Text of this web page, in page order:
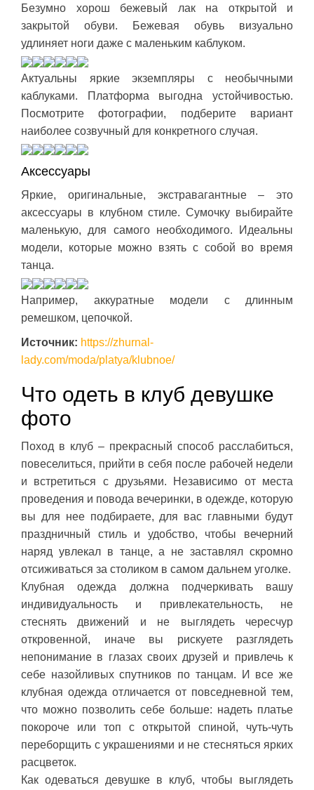
Безумно хорош бежевый лак на открытой и
закрытой обуви. Бежевая обувь визуально
удлиняет ноги даже с маленьким каблуком.
Актуальны яркие экземпляры с необычными
каблуками. Платформа выгодна устойчивостью.
Посмотрите фотографии, подберите вариант
наиболее созвучный для конкретного случая.
Аксессуары
Яркие, оригинальные, экстравагантные – это
аксессуары в клубном стиле. Сумочку выбирайте
маленькую, для самого необходимого. Идеальны
модели, которые можно взять с собой во время
танца.
Например, аккуратные модели с длинным
ремешком, цепочкой.
Источник: https://zhurnal-
lady.com/moda/platya/klubnoe/
Что одеть в клуб девушке
фото
Поход в клуб – прекрасный способ расслабиться,
повеселиться, прийти в себя после рабочей недели
и встретиться с друзьями. Независимо от места
проведения и повода вечеринки, в одежде, которую
вы для нее подбираете, для вас главными будут
праздничный стиль и удобство, чтобы вечерний
наряд увлекал в танце, а не заставлял скромно
отсиживаться за столиком в самом дальнем уголке.
Клубная одежда должна подчеркивать вашу
индивидуальность и привлекательность, не
стеснять движений и не выглядеть чересчур
откровенной, иначе вы рискуете разглядеть
непонимание в глазах своих друзей и привлечь к
себе назойливых спутников по танцам. И все же
клубная одежда отличается от повседневной тем,
что можно позволить себе больше: надеть платье
покороче или топ с открытой спиной, чуть-чуть
переборщить с украшениями и не стесняться ярких
расцветок.
Как одеваться девушке в клуб, чтобы выглядеть